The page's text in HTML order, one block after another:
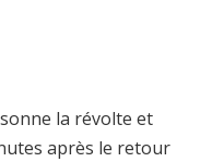
la révolte et
après le retour